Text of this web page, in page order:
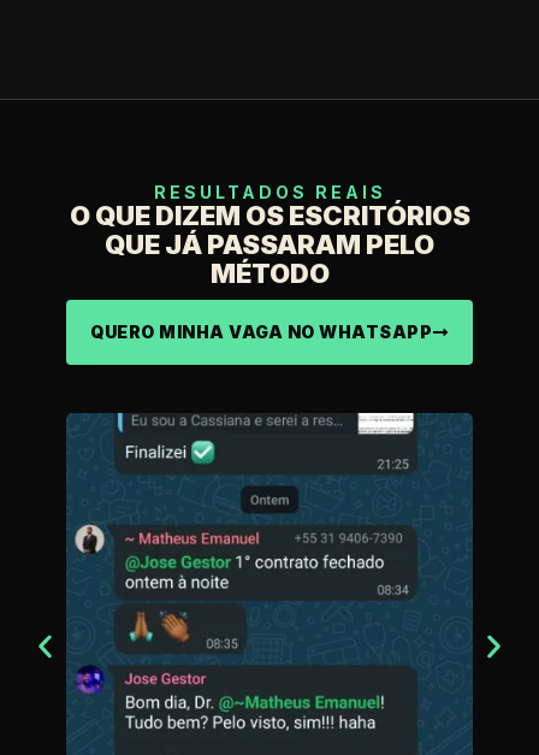
RESULTADOS REAIS
O QUE DIZEM OS ESCRITÓRIOS
QUE JÁ PASSARAM PELO
MÉTODO
QUERO MINHA VAGA NO WHATSAPP